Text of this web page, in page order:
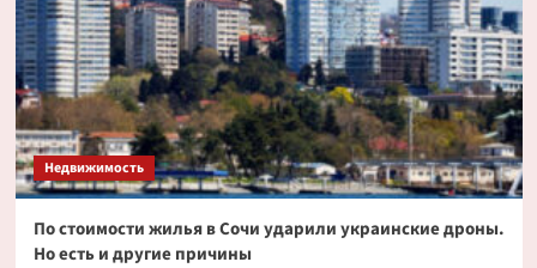
Недвижимость
По стоимости жилья в Сочи ударили украинские дроны.
Но есть и другие причины